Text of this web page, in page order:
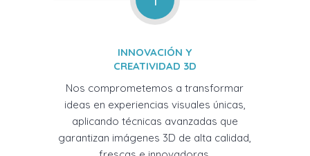
INNOVACIÓN Y
CREATIVIDAD 3D
Nos comprometemos a transformar
ideas en experiencias visuales únicas,
aplicando técnicas avanzadas que
garantizan imágenes 3D de alta calidad,